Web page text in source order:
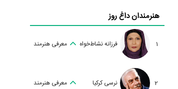
هنرمندان داغ روز
1 فرزانه نشاط‌خواه معرفی هنرمند
2 نرسی کرکیا معرفی هنرمند